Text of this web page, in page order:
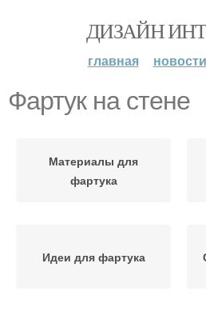
ДИЗАЙН
главная новости
Фартук на стене
Материалы для
фартука
Идеи для фартука